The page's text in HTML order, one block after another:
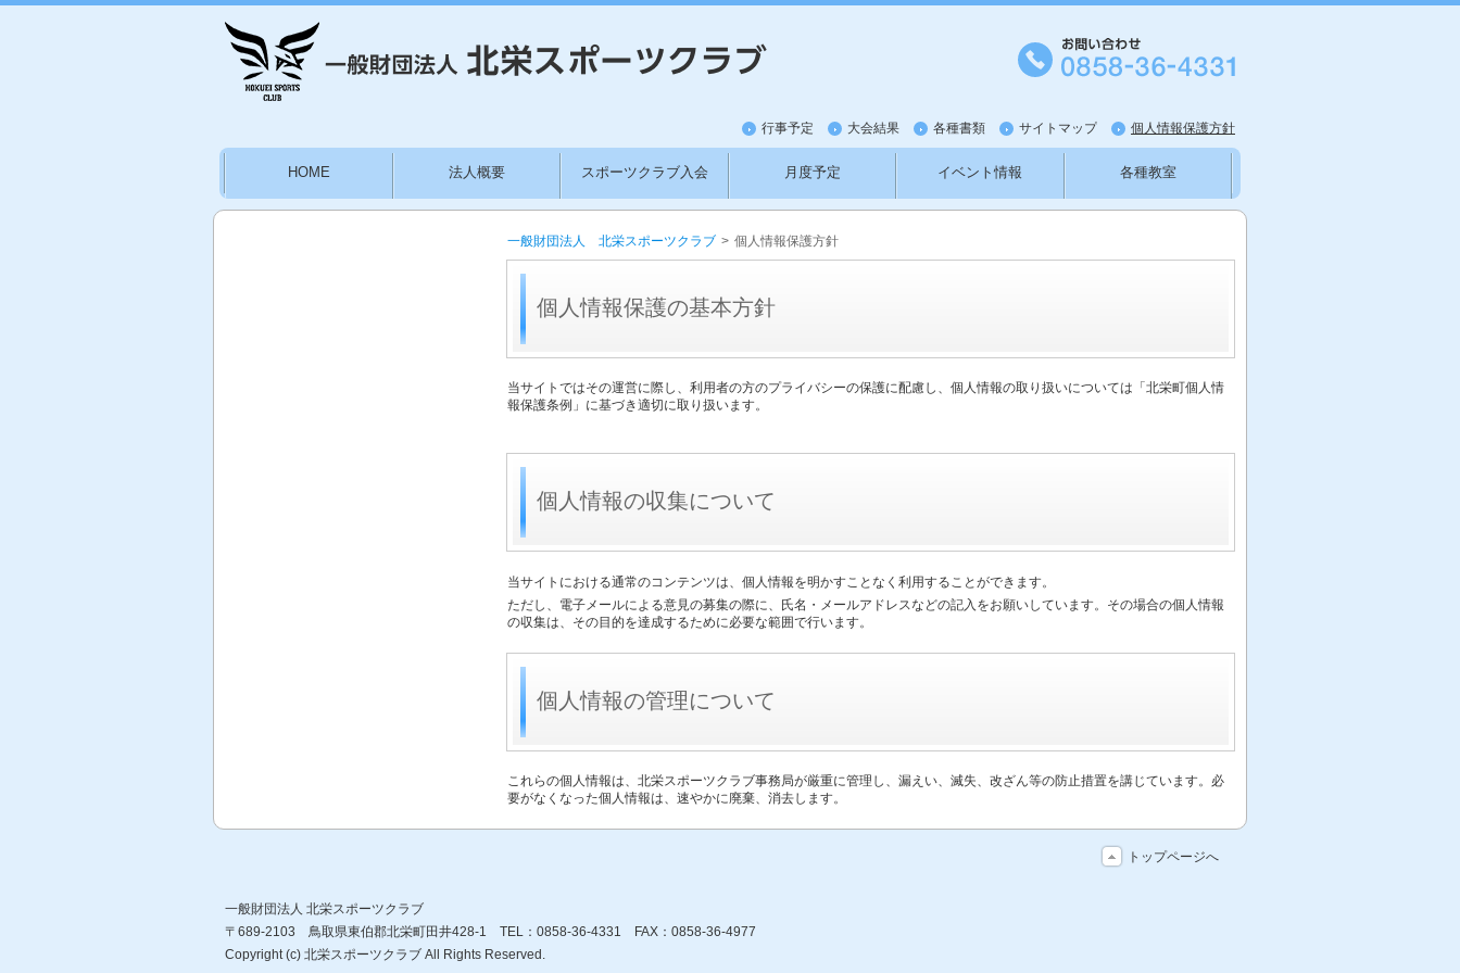
個人情報保護方針
サイトマップ
各種書類
大会結果
行事予定
HOME 法人概要 スポーツクラブ入会 月度予定 イベント情報 各種教室
お問い合わせ 施設紹介 新料金 ワットバイクの利用方法 お知らせ 新型コロナウイルス
一般財団法人 北栄スポーツクラブ > 個人情報保護方針
個人情報保護の基本方針
当サイトではその運営に際し、利用者の方のプライバシーの保護に配慮し、個人情報の取り扱いについては「北栄町個人情
報保護条例」に基づき適切に取り扱います。
個人情報の収集について
当サイトにおける通常のコンテンツは、個人情報を明かすことなく利用することができます。
ただし、電子メールによる意見の募集の際に、氏名・メールアドレスなどの記入をお願いしています。その場合の個人情報
の収集は、その目的を達成するために必要な範囲で行います。
個人情報の管理について
これらの個人情報は、北栄スポーツクラブ事務局が厳重に管理し、漏えい、滅失、改ざん等の防止措置を講じています。必
要がなくなった個人情報は、速やかに廃棄、消去します。
トップページへ
一般財団法人 北栄スポーツクラブ
〒689-2103 鳥取県東伯郡北栄町田井428-1 TEL：0858-36-4331 FAX：0858-36-4977
Copyright (c) 北栄スポーツクラブ All Rights Reserved.